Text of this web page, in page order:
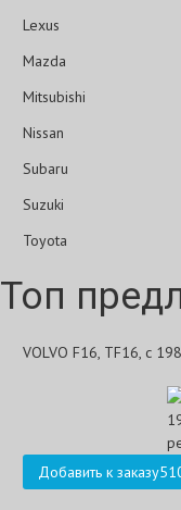
Lexus
Mazda
Mitsubishi
Nissan
Subaru
Suzuki
Toyota
Топ
VOLVO F16, TF16, с
Добавить к заказу